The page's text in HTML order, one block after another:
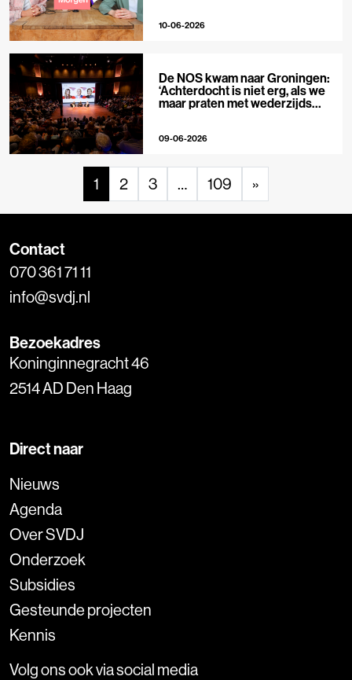
10-06-2026
De NOS kwam naar Groningen:
‘Achterdocht is niet erg, als we
maar praten met wederzijds
09-06-2026
1 2 3 … 109 »
Contact
070 361 71 11
info@svdj.nl
Bezoekadres
Koninginnegracht 46
2514 AD Den Haag
Direct naar
Nieuws
Agenda
Over SVDJ
Onderzoek
Subsidies
Gesteunde projecten
Kennis
Volg ons ook via social media